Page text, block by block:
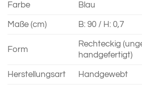
Farbe Blau
Maße (cm) B: 90 / H: 0,7
Form
Rechteckig
handgefertigt)
Herstellungsart Handgewebt